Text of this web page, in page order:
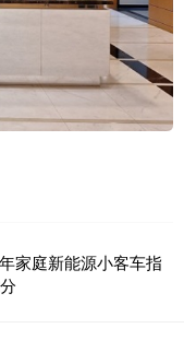
家庭新能源小客车指